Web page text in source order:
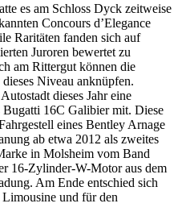
es am Schloss Dyck zeitweise
Concours d’Elegance
Raritäten fanden sich auf
Juroren bewertet zu
am Rittergut können die
Niveau anknüpfen.
dieses Jahr eine
Bugatti 16C Galibier mit. Diese
eines Bentley Arnage
ab etwa 2012 als zweites
in Molsheim vom Band
16-Zylinder-W-Motor aus dem
Am Ende entschied sich
und für den